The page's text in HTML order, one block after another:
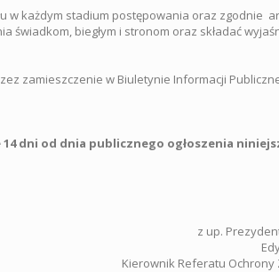
w każdym stadium postępowania oraz zgodnie
świadkom, biegłym i stronom oraz składać
zamieszczenie w Biuletynie Informacji
dni od dnia publicznego ogłoszenia
z up.
Kierownik Referatu Ochrony